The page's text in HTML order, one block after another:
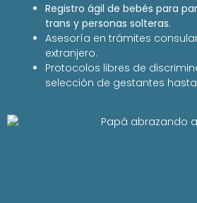
Registro ágil de bebés para
trans y personas solteras.
Asesoría en trámites
extranjero.
Protocolos libres de
selección de gestantes